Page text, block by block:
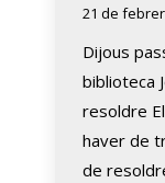
21 de
Dijous
biblioteca
resoldre
haver de
de